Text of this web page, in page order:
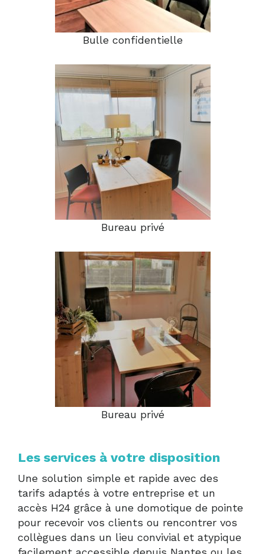
Bulle confidentielle
Bureau privé
Bureau privé
Les services à votre disposition
Une solution simple et rapide avec des
tarifs adaptés à votre entreprise et un
accès H24 grâce à une domotique de pointe
pour recevoir vos clients ou rencontrer vos
collègues dans un lieu convivial et atypique